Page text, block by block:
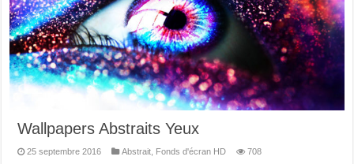
Wallpapers Abstraits Yeux
25 septembre 2016 Abstrait Fonds d'écran HD 708